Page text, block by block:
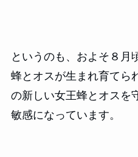
というのも、およそ８月
蜂とオスが生まれ育てら
の新しい女王蜂とオスを
敏感になっています。